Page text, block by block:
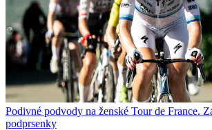
Podivné podvody na ženské Tour de France.
podprsenky